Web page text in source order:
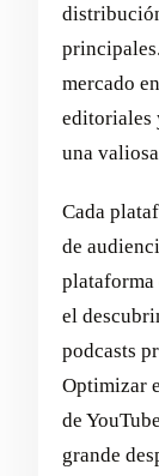
mercado
editoriales
una
Cada
de
plataforma
el
podcasts
Optimizar
de
grande